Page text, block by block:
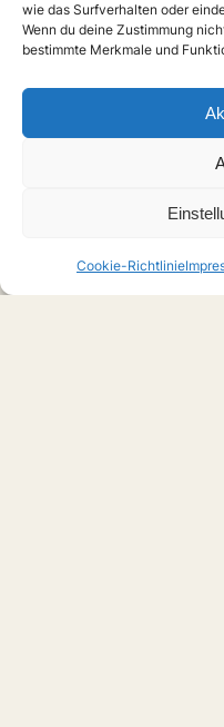
wie das Surfverhalten oder
Wenn du deine Zustimmung
bestimmte Merkmale und
Cookie-Richtlinie